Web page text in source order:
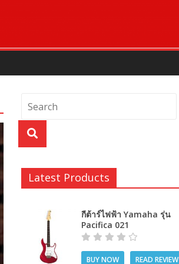
Latest Products
กีต้าร์ไฟฟ้า Yamaha รุ่น
Pacifica 021
BUY NOW READ REVIEW